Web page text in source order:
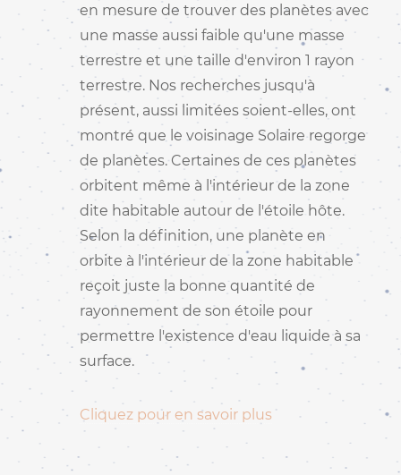
en mesure de trouver des planètes avec
une masse aussi faible qu'une masse
terrestre et une taille d'environ 1 rayon
terrestre. Nos recherches jusqu'à
présent, aussi limitées soient-elles, ont
montré que le voisinage Solaire regorge
de planètes. Certaines de ces planètes
orbitent même à l'intérieur de la zone
dite habitable autour de l'étoile hôte.
Selon la définition, une planète en
orbite à l'intérieur de la zone habitable
reçoit juste la bonne quantité de
rayonnement de son étoile pour
permettre l'existence d'eau liquide à sa
surface.
Cliquez pour en savoir plus